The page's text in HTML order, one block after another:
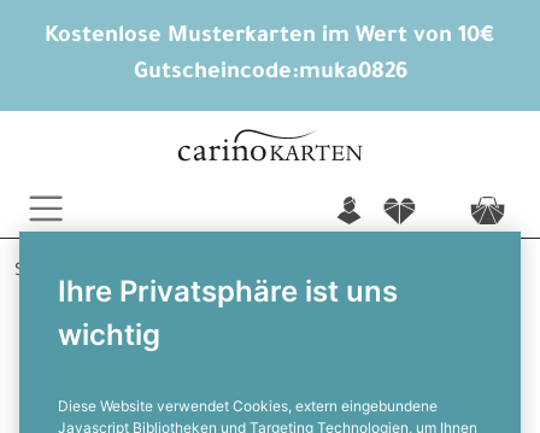
Kostenlose Musterkarten im Wert von 10€
Gutscheincode:muka0826
Ihre Privatsphäre ist uns
wichtig
Diese Website verwendet Cookies, extern eingebundene
Javascript Bibliotheken und Targeting Technologien, um Ihnen
n f c
Startseite
Brianna und Hauke
Absenderaufkleber zur Hochzeit im